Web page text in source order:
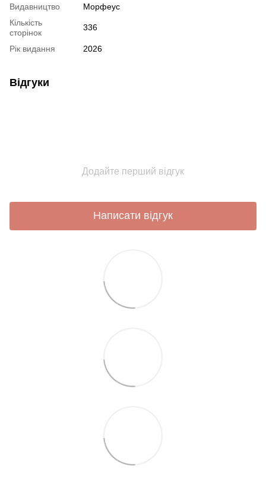
Видавництво
Морфеус
Кількість
сторінок
336
Рік видання 2026
Відгуки
Додайте перший відгук
Написати відгук